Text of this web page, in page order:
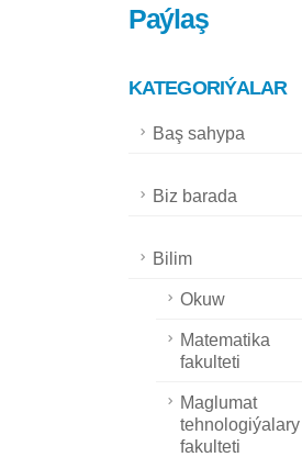
Paýlaş
KATEGORIÝALAR
Baş sahypa
Biz barada
Bilim
Okuw
Matematika
fakulteti
Maglumat
tehnologiýalary
fakulteti